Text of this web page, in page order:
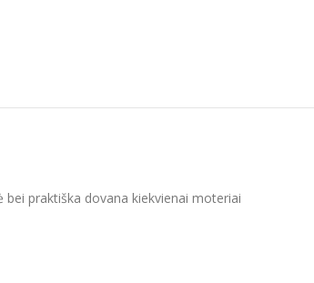
praktiška dovana kiekvienai moteriai